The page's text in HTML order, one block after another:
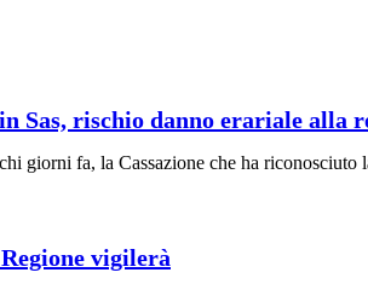
Sas, rischio danno erariale alla
giorni fa, la Cassazione che ha
vigilerà